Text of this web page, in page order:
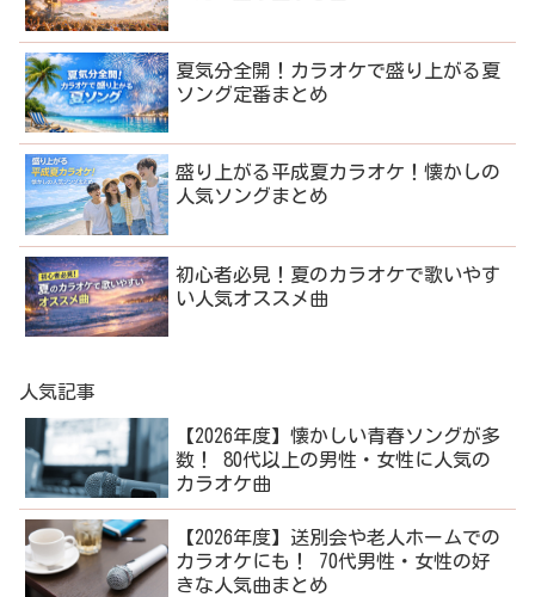
夏気分全開！カラオケで盛り上がる夏
ソング定番まとめ
盛り上がる平成夏カラオケ！懐かしの
人気ソングまとめ
初心者必見！夏のカラオケで歌いやす
い人気オススメ曲
人気記事
【2026年度】懐かしい青春ソングが多
数！ 80代以上の男性・女性に人気の
カラオケ曲
【2026年度】送別会や老人ホームでの
カラオケにも！ 70代男性・女性の好
きな人気曲まとめ